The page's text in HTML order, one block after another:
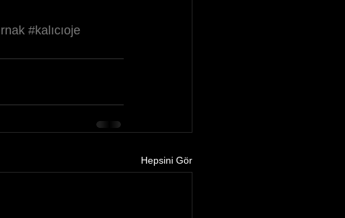
#kalıcıoje
Hepsini Gör